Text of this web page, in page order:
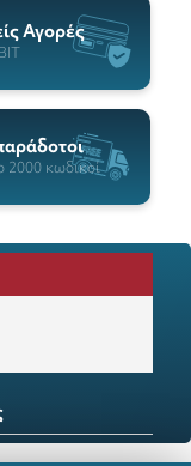
Αγορές
κωδικοί